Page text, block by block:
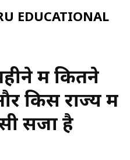
EDUCATIONAL
में कितने
किस राज्य में
सजा है